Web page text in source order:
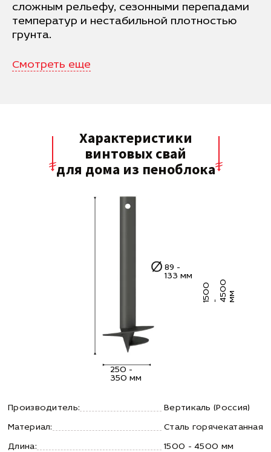
сложным рельефу, сезонными перепадами
температур и нестабильной плотностью
грунта.
Смотреть еще
Характеристики
винтовых свай
для дома из пеноблока
1
5
0
0 -
4
5
0 0
м м
250 -
350 мм
89 -
133 мм
Производитель: Вертикаль (Россия)
Материал: Сталь горячекатанная
Длина: 1500 - 4500 мм